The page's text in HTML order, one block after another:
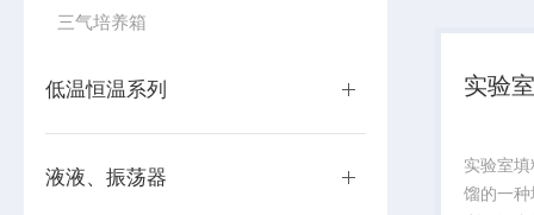
三气培养箱
低温恒温系列
液液、振荡器
实验
实验室
馏的一